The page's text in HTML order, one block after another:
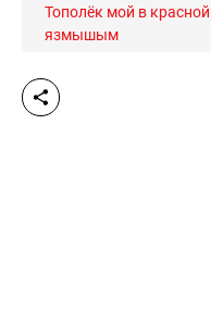
Тополёк мой в
язмышым